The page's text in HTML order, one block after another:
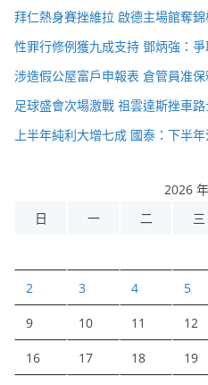
拜仁熱身賽挫維拉 啟德主場館奪
性罪行修例獲九成支持 鄧炳強：
涉造假公屋富戶申報表 倉管員准
足球盛會次場激戰 祖雲達斯挫車
上半年純利大增七成 國泰：下半
2026
日
一 二 三
2 3 4 5
9 10 11 12
16 17 18 19